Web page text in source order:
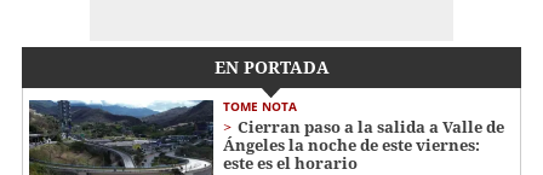
EN PORTADA
TOME NOTA
Cierran paso a la salida a Valle de
Ángeles la noche de este viernes:
este es el horario